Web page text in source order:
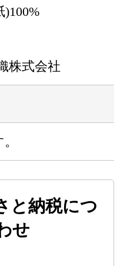
株式会社
と納税につ
せ